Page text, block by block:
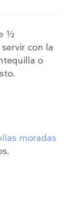
½
con la
o
moradas